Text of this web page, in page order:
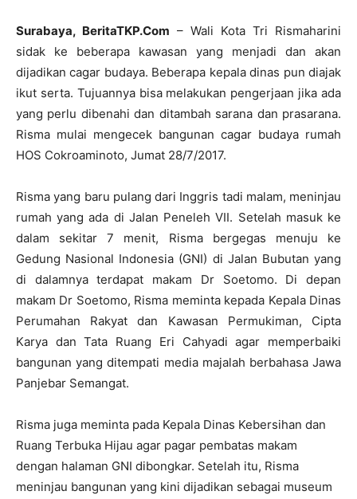
Surabaya, BeritaTKP.Com – Wali Kota Tri Rismaharini
sidak ke beberapa kawasan yang menjadi dan akan
dijadikan cagar budaya. Beberapa kepala dinas pun diajak
ikut serta. Tujuannya bisa melakukan pengerjaan jika ada
yang perlu dibenahi dan ditambah sarana dan prasarana.
Risma mulai mengecek bangunan cagar budaya rumah
HOS Cokroaminoto, Jumat 28/7/2017.
Risma yang baru pulang dari Inggris tadi malam, meninjau
rumah yang ada di Jalan Peneleh VII. Setelah masuk ke
dalam sekitar 7 menit, Risma bergegas menuju ke
Gedung Nasional Indonesia (GNI) di Jalan Bubutan yang
di dalamnya terdapat makam Dr Soetomo. Di depan
makam Dr Soetomo, Risma meminta kepada Kepala Dinas
Perumahan Rakyat dan Kawasan Permukiman, Cipta
Karya dan Tata Ruang Eri Cahyadi agar memperbaiki
bangunan yang ditempati media majalah berbahasa Jawa
Panjebar Semangat.
Risma juga meminta pada Kepala Dinas Kebersihan dan
Ruang Terbuka Hijau agar pagar pembatas makam
dengan halaman GNI dibongkar. Setelah itu, Risma
meninjau bangunan yang kini dijadikan sebagai museum